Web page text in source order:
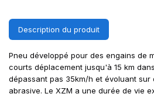
Description du produit
Pneu développé pour des engains de
courts déplacement jusqu'à 15 km
dépassant pas 35km/h et évoluant sur
abrasive. Le XZM a une durée de vie